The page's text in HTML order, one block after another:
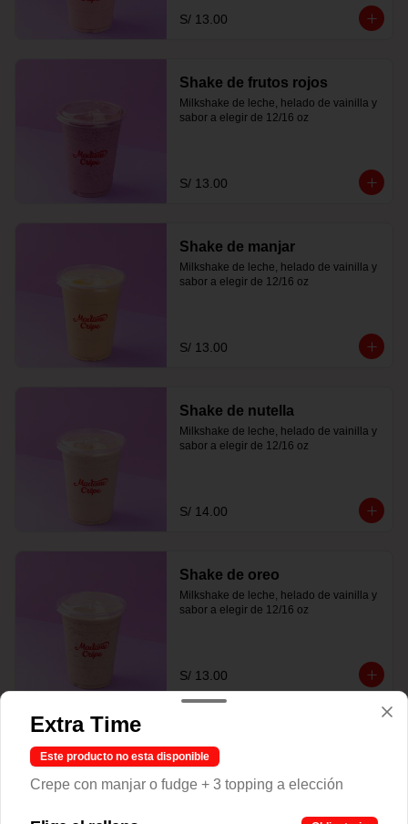
S/ 13.00
Shake de frutos rojos
Milkshake de leche, helado de vainilla y
sabor a elegir de 12/16 oz
S/ 13.00
Shake de manjar
Milkshake de leche, helado de vainilla y
sabor a elegir de 12/16 oz
S/ 13.00
Shake de nutella
Milkshake de leche, helado de vainilla y
sabor a elegir de 12/16 oz
S/ 14.00
Shake de oreo
Milkshake de leche, helado de vainilla y
sabor a elegir de 12/16 oz
S/ 13.00
Milkshake de leche, helado de vainilla y
Extra Time
Este producto no esta disponible
Crepe con manjar o fudge + 3 topping a elección